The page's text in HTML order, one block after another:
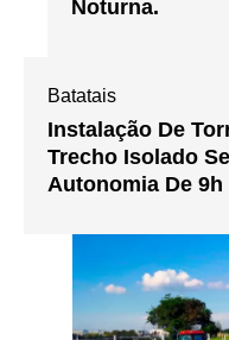
Noturna.
Batatais
Instalação De
Trecho Isolado
Autonomia De